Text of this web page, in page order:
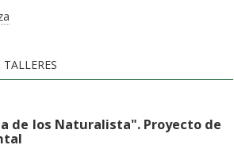
TALLERES
de los Naturalista". Proyecto de